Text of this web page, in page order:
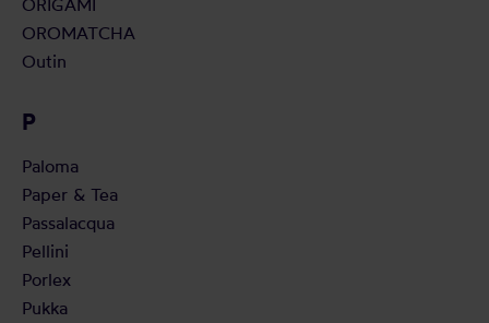
ORIGAMI
OROMATCHA
Outin
P
Paloma
Paper & Tea
Passalacqua
Pellini
Porlex
Pukka